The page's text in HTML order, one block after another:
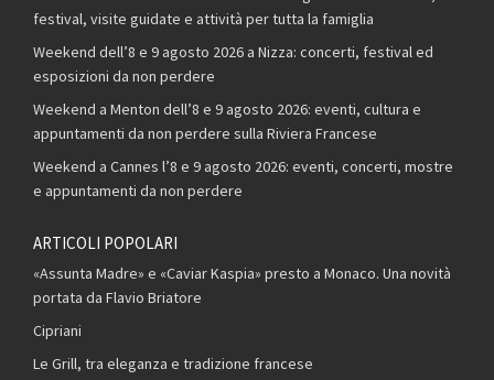
festival, visite guidate e attività per tutta la famiglia
Weekend dell’8 e 9 agosto 2026 a Nizza: concerti, festival ed
esposizioni da non perdere
Weekend a Menton dell’8 e 9 agosto 2026: eventi, cultura e
appuntamenti da non perdere sulla Riviera Francese
Weekend a Cannes l’8 e 9 agosto 2026: eventi, concerti, mostre
e appuntamenti da non perdere
ARTICOLI POPOLARI
«Assunta Madre» e «Caviar Kaspia» presto a Monaco. Una novità
portata da Flavio Briatore
Cipriani
Le Grill, tra eleganza e tradizione francese